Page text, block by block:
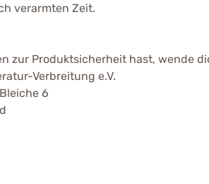
verarmten Zeit.
zur Produktsicherheit hast, wende
Verbreitung e.V.
6